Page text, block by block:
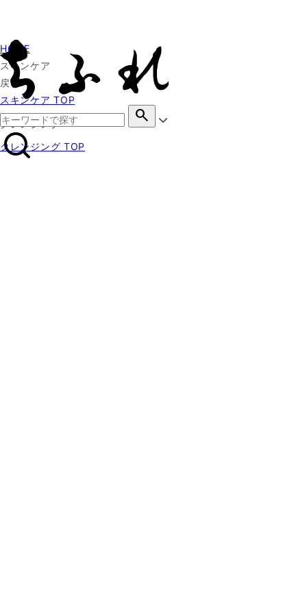
search
HOME
スキンケア
戻る
スキンケア TOP
クレンジング
クレンジング TOP